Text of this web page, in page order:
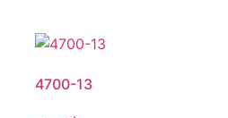
4700-13